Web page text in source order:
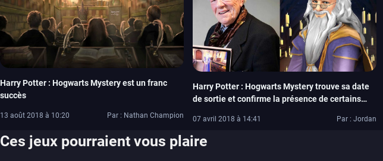
Harry Potter : Hogwarts Mystery est un franc
succès
13 août 2018 à 10:20 Par : Nathan Champion
Harry Potter : Hogwarts Mystery trouve sa date
de sortie et confirme la présence de certains
07 avril 2018 à 14:41 Par : Jordan
Ces jeux pourraient vous plaire